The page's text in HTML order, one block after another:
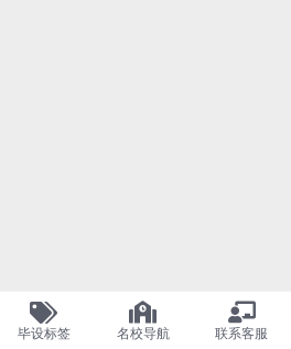
毕设标签 名校导航 联系客服